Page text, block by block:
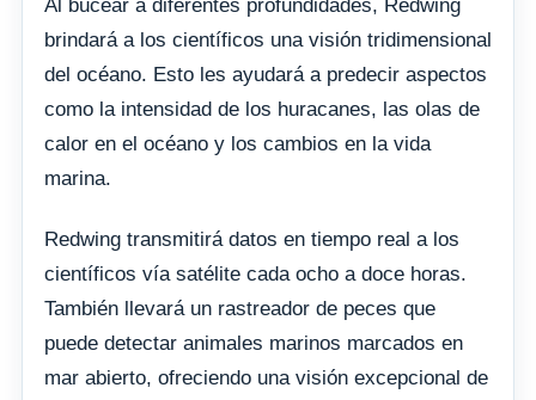
Al bucear a diferentes profundidades, Redwing
brindará a los científicos una visión tridimensional
del océano. Esto les ayudará a predecir aspectos
como la intensidad de los huracanes, las olas de
calor en el océano y los cambios en la vida
marina.
Redwing transmitirá datos en tiempo real a los
científicos vía satélite cada ocho a doce horas.
También llevará un rastreador de peces que
puede detectar animales marinos marcados en
mar abierto, ofreciendo una visión excepcional de